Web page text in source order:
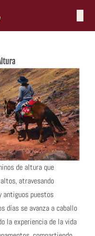
de altura que
atravesando
antiguos puestos
días se avanza a caballo
la experiencia de la vida